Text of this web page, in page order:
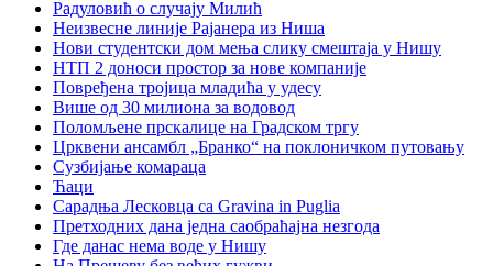
Радуловић о случају Милић
Неизвесне линије Рајанера из Ниша
Нови студентски дом мења слику смештаја у Нишу
НТП 2 доноси простор за нове компаније
Повређена тројица младића у удесу
Више од 30 милиона за водовод
Поломљене прскалице на Градском тргу
Црквени ансамбл „Бранко“ на поклоничком путовању
Сузбијање комараца
Ћаци
Сарадња Лесковца са Gravina in Puglia
Претходних дана једна саобраћајна незгода
Где данас нема воде у Нишу